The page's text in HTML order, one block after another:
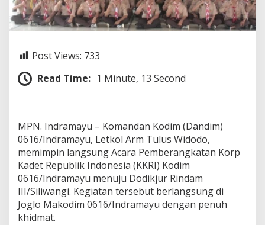
P
i
m
c
P
e
m
b
e
r
a
n
g
Post Views: 733
Read Time: 1 Minute, 13 Second
MPN. Indramayu – Komandan Kodim (Dandim)
0616/Indramayu, Letkol Arm Tulus Widodo,
memimpin langsung Acara Pemberangkatan Korp
Kadet Republik Indonesia (KKRI) Kodim
0616/Indramayu menuju Dodikjur Rindam
III/Siliwangi. Kegiatan tersebut berlangsung di
Joglo Makodim 0616/Indramayu dengan penuh
khidmat.